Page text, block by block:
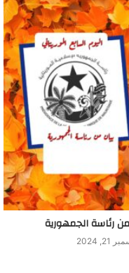
رئاسة الجمهورية
2024